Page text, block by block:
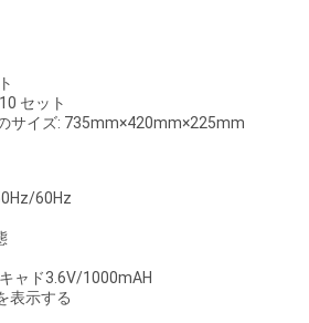
セット
サイズ: 735mm×420mm×225mm
60Hz
ャド3.6V/1000mAH
表示する